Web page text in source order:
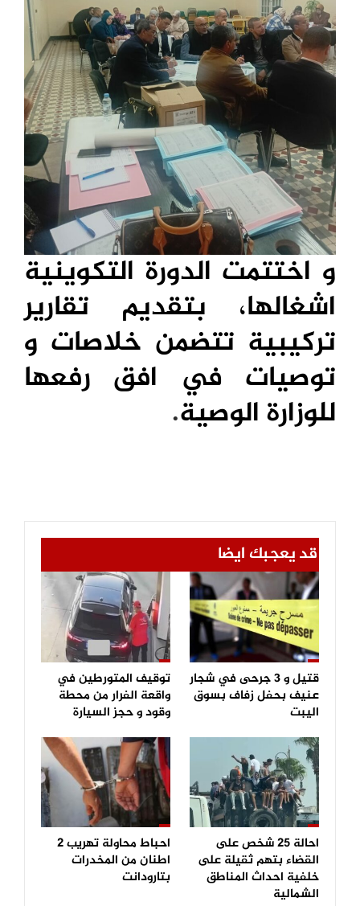
و اختتمت الدورة التكوينية
اشغالها، بتقديم تقارير
تركيبية تتضمن خلاصات و
توصيات في افق رفعها
للوزارة الوصية.
قد يعجبك ايضا
قتيل و 3 جرحى في شجار
عنيف بحفل زفاف بسوق
اليبت
توقيف المتورطين في
واقعة الفرار من محطة
وقود و حجز السيارة
احالة 25 شخص على
القضاء بتهم ثقيلة على
خلفية احداث المناطق
الشمالية
احباط محاولة تهريب 2
اطنان من المخدرات
بتارودانت